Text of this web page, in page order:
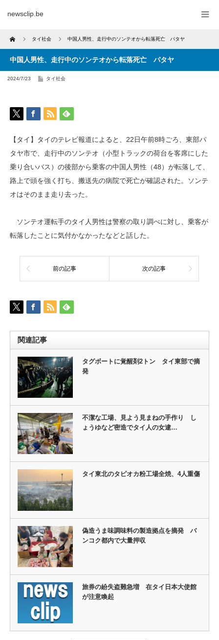
newsclip.be
Home タイ社会 中国人男性、走行中のソンテオから転落死亡 パタヤ
中国人男性、走行中のソンテオから転落死亡 パタヤ
2024/7/23 タイ社会
【タイ】タイのテレビ報道によると、22日午前8時ごろ、東部パ
タヤ市で、走行中のソンテオ（小型トラックの荷台を客席にした
乗り合いバス）の後部から乗客の中国人男性（48）が転落して、
路上で頭を強く打ち、搬送先の病院で死亡が確認された。ソンテ
オはそのまま走り去った。
ソンテオ運転手のタイ人男性は警察の取り調べに対し、乗客が
転落したことに気付かなかったなどと話した。
前の記事 次の記事
関連記事
タグボートに覚醒剤2トン タイ東部で摘
発
不潔な工場、見よう見まねの手作り し
ょうゆなど密造でタイ人の女逮…
タイ東北のタピオカ粉工場全焼、4人重傷
偽造うま味調味料の製造拠点を摘発 バ
ンコク都内で大量押収
旅券の紛失盗難急増 在タイ日本大使館
が注意喚起